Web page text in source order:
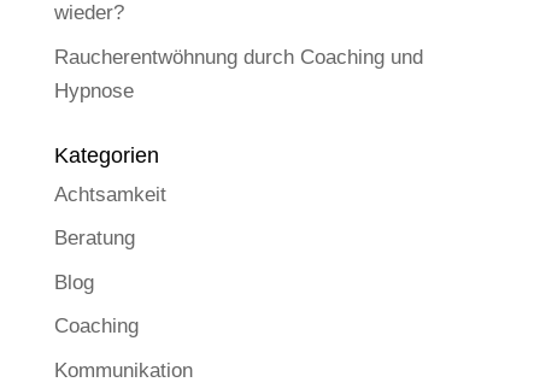
wieder?
Raucherentwöhnung durch Coaching und
Hypnose
Kategorien
Achtsamkeit
Beratung
Blog
Coaching
Kommunikation